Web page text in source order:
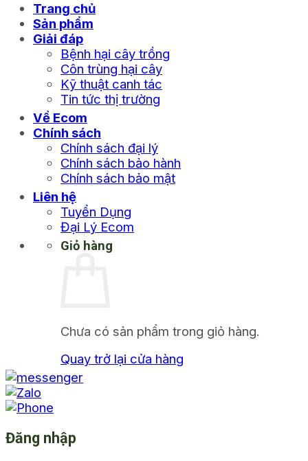
Trang chủ
Sản phẩm
Giải đáp
Bệnh hại cây trồng
Côn trùng hại cây
Kỹ thuật canh tác
Tin tức thị trường
Về Ecom
Chính sách
Chính sách đại lý
Chính sách bảo hành
Chính sách bảo mật
Liên hệ
Tuyển Dụng
Đại Lý Ecom
Giỏ hàng
Chưa có sản phẩm trong giỏ hàng.
Quay trở lại cửa hàng
Đăng nhập